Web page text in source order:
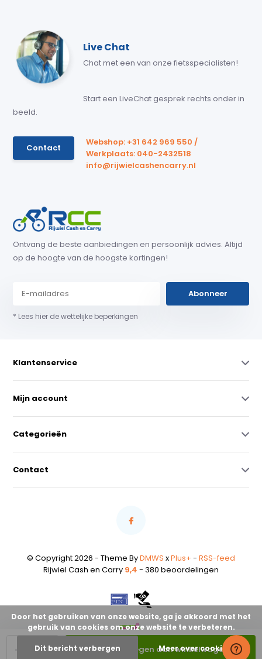
+
- Toevoegen aan winkelwagen
Live Chat
Chat met een van onze fietsspecialisten!
Start een LiveChat gesprek rechts onder in
beeld.
Contact
Webshop: +31 642 969 550 /
Werkplaats: 040-2432518
info@rijwielcashencarry.nl
Ontvang de beste aanbiedingen en persoonlijk advies. Altijd
op de hoogte van de hoogste kortingen!
Abonneer
* Lees hier de wettelijke beperkingen
Klantenservice
Mijn account
Categorieën
Contact
© Copyright 2026 - Theme ByDMWS xPlus+ - RSS-feed
Rijwiel Cash en Carry 9,4 - 380 beoordelingen
Door het gebruiken van onze website, ga je akkoord met het
gebruik van cookies om onze website te verbeteren.
Dit bericht verbergen Meer over cookies »